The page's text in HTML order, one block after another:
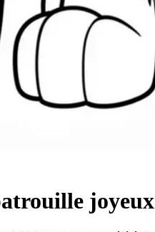
joyeux